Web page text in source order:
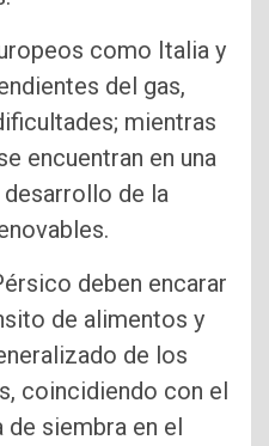
como Italia y
del gas,
mientras
encuentran en una
de la
deben encarar
de alimentos y
de los
coincidiendo con el
siembra en el